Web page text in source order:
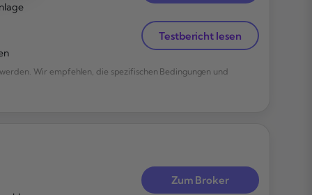
Testbericht lesen
Wir empfehlen, die spezifischen Bedingungen und
Zum Broker